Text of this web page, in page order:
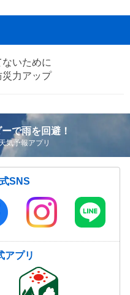
いために
力アップ
で雨を回避！
気予報アプリ
SNS
アプリ